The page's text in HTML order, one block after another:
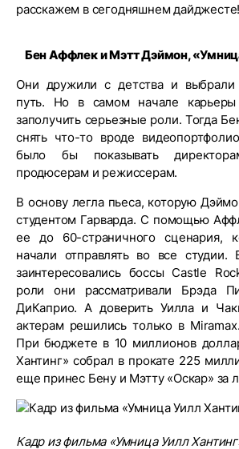
расскажем в сегодняшнем дайджесте!
Бен Аффлек и Мэтт Дэймон,
Они дружили с детства и
путь. Но в самом начале
заполучить серьезные роли. Тогда
снять что-то вроде
было бы показывать
продюсерам и режиссерам.
В основу легла пьеса, которую
студентом Гарварда. С помощью
ее до 60-страничного сценария,
начали отправлять во все
заинтересовались боссы Castle
роли они рассматривали Брэда
ДиКаприо. А доверить Уилла и
актерам решились только в
При бюджете в 10 миллионов
Хантинг» собрал в прокате 225
еще принес Бену и Мэтту «Оскар» за
Кадр из фильма «Умница Уилл